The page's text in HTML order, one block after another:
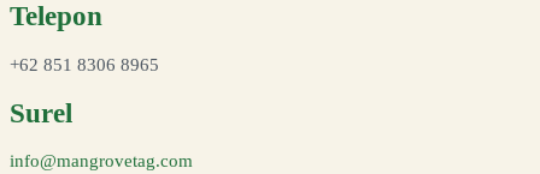
Telepon
+62 851 8306 8965
Surel
info@mangrovetag.com